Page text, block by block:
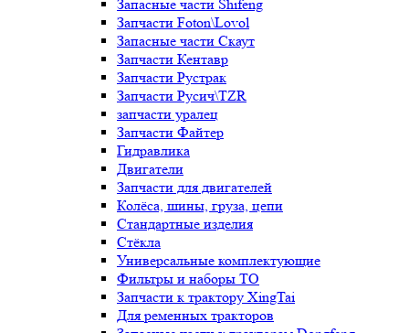
Запасные части Shifeng
Запчасти Foton\Lovol
Запасные части Скаут
Запчасти Кентавр
Запчасти Рустрак
Запчасти Русич\TZR
запчасти уралец
Запчасти Файтер
Гидравлика
Двигатели
Запчасти для двигателей
Колёса, шины, груза, цепи
Стандартные изделия
Стёкла
Универсальные комплектующие
Фильтры и наборы ТО
Запчасти к трактору XingTai
Для ременных тракторов